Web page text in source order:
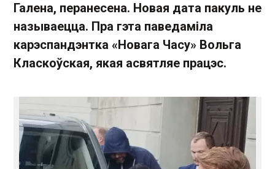
Галена, перанесена. Новая дата пакуль не
называецца. Пра гэта паведаміла
карэспандэнтка «Новага Часу» Вольга
Класкоўская, якая асвятляе працэс.